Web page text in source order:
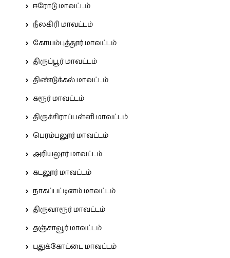
ஈரோடு மாவட்டம்
நீலகிரி மாவட்டம்
கோயம்புத்தூர் மாவட்டம்
திருப்பூர் மாவட்டம்
திண்டுக்கல் மாவட்டம்
கரூர் மாவட்டம்
திருச்சிராப்பள்ளி மாவட்டம்
பெரம்பலூர் மாவட்டம்
அரியலூர் மாவட்டம்
கடலூர் மாவட்டம்
நாகப்பட்டினம் மாவட்டம்
திருவாரூர் மாவட்டம்
தஞ்சாவூர் மாவட்டம்
புதுக்கோட்டை மாவட்டம்